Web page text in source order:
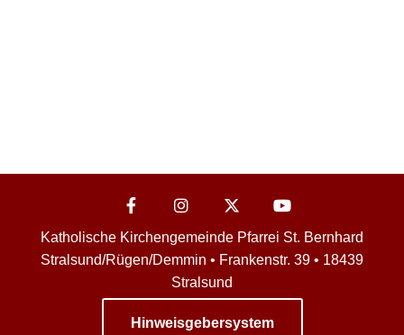
Katholische Kirchengemeinde Pfarrei St. Bernhard
Stralsund/Rügen/Demmin • Frankenstr. 39 • 18439
Stralsund
Hinweisgebersystem